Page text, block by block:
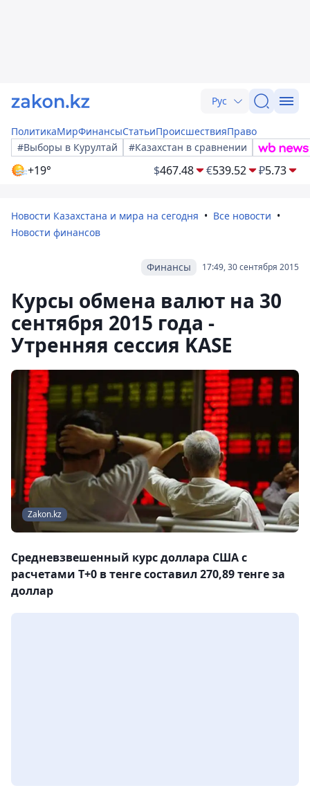
Рус
ПолитикаМирФинансыСтатьиПроисшествияПраво
#Выборы в Курултай
#Казахстан в сравнении
+19° $467.48 €539.52 ₽5.73
Новости Казахстана и мира на сегодня
Все новости
Новости финансов
17:49, 30 сентября 2015
Финансы
Курсы обмена валют на 30
сентября 2015 года -
Утренняя сессия KASE
Zakon.kz
Средневзвешенный курс доллара США с
расчетами T+0 в тенге составил 270,89 тенге за
доллар